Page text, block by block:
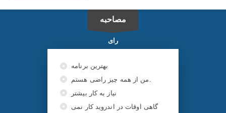
مصاحبه
رای
بهترین برنامه
من از همه چیز راضی هستم.
نیاز به کار بیشتر